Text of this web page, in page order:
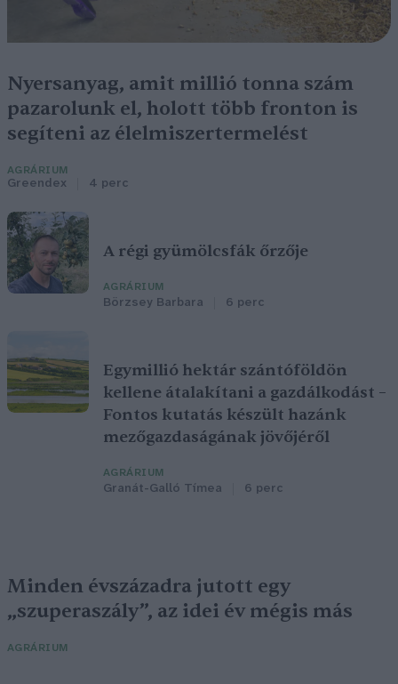
Nyersanyag, amit millió tonna szám
pazarolunk el, holott több fronton is
segíteni az élelmiszertermelést
AGRÁRIUM
Greendex 4 perc
A régi gyümölcsfák őrzője
AGRÁRIUM
Börzsey Barbara 6 perc
Egymillió hektár szántóföldön
kellene átalakítani a gazdálkodást –
Fontos kutatás készült hazánk
mezőgazdaságának jövőjéről
AGRÁRIUM
Granát-Galló Tímea 6 perc
Minden évszázadra jutott egy
„szuperaszály”, az idei év mégis más
AGRÁRIUM